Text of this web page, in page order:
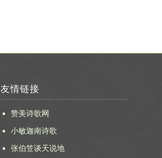
友情链接
赞美诗歌网
小敏迦南诗歌
张伯笠谈天说地